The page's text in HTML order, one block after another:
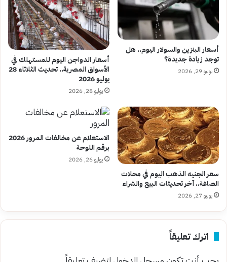
أسعار البنزين والسولار اليوم.. هل
توجد زيادة جديدة؟
يوليو 29, 2026
أسعار الدواجن اليوم للمستهلك في
الأسواق المصرية.. تحديث الثلاثاء 28
يوليو 2026
يوليو 28, 2026
سعر الجنيه الذهب اليوم في محلات
الصاغة.. آخر تحديثات البيع والشراء
يوليو 27, 2026
الاستعلام عن مخالفات المرور 2026
برقم اللوحة
يوليو 26, 2026
اترك تعليقاً